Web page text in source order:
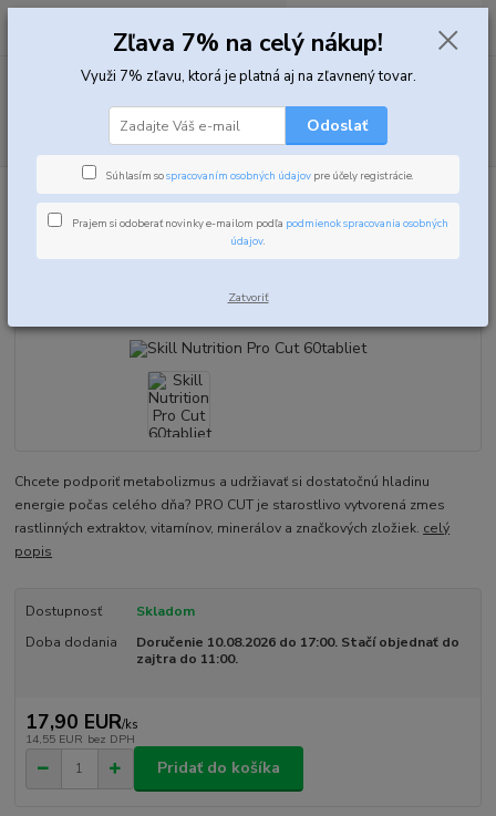
0,00 EUR
Úvod Spalovače tukov Komplexné spalovače tukov
Skill Nutrition Pro
Cut 60tabliet
Skill Nutrition Pro Cut 60tabliet
Chcete podporiť metabolizmus a udržiavať si dostatočnú hladinu
energie počas celého dňa? PRO CUT je starostlivo vytvorená zmes
rastlinných extraktov, vitamínov, minerálov a značkových zložiek. celý
popis
Dostupnosť
Skladom
Doba dodania
Doručenie 10.08.2026 do 17:00. Stačí objednať do
zajtra do 11:00.
17,90 EUR/ks
14,55 EUR bez DPH
Pridať do košíka
Zľava 7% na celý nákup!
Využi 7% zľavu, ktorá je platná aj na zľavnený tovar.
Odoslať
Súhlasím sospracovaním osobných údajov pre účely registrácie.
Prajem si odoberať novinky e-mailom podľa podmienok spracovania osobných
údajov.
Zatvoriť